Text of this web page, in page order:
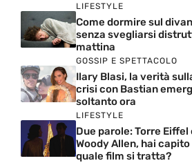
LIFESTYLE
Come dormire sul
senza svegliarsi
mattina
GOSSIP E SPETTACOLO
Ilary Blasi, la verità
crisi con Bastian
soltanto ora
LIFESTYLE
Due parole: Torre Eiffel
Woody Allen, hai capito
quale film si tratta?